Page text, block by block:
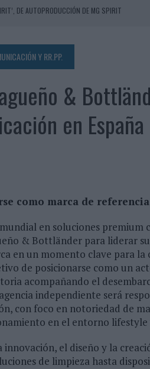
DE AUTOPRODUCCIÓN DE MG SPIRIT
CAÑA EN EL DÍA INTERNACIONAL DE LA CERVEZA
UNA ESTRATEGIA 360º CENTRADA EN EL ORIGEN
DE ARÓN PIPER EN UNA EXPERIENCIA DE MARCA
DIGITAL DE LAS MARCAS
EN SOUVENIRS CON IA
CONSUMO DE MEDIOS EN VERANO Y SUPERA AL
YA AL 62% DE LOS ESPAÑOLES
COMO NUEVA DIRECTORA COMERCIAL GLOBAL
PERSONALIZABLE INSPIRADA EN
LA CREATIVIDAD
PARA TRANSFORMAR EL PATRIMONIO
A CASONÁ Y ASUME LA GESTIÓN DE SUS
EL PARAÍSO CANARIO EN SU ÚLTIMA CAMPAÑA
“LA CONSTRUCCIÓN DE MARCA A LARGO PLAZO
Y RR.PP.
&
en España
como marca de
en soluciones premium
& Bottländer para liderar
en un momento clave para
de posicionarse como un
acompañando el
independiente será
con foco en notoriedad de
en el entorno
el diseño y la
de limpieza hasta